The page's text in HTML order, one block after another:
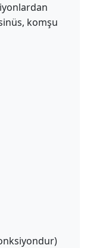
komşu